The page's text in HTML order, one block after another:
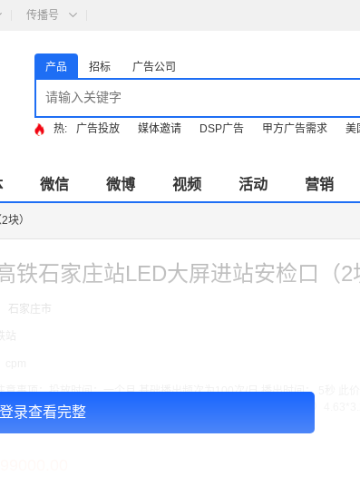
传播号
产品 招标 广告公司
热: 广告投放 媒体邀请 DSP广告 甲方广告需求 美
微信 微博 视频 活动 营销
块）
登录查看完整
铁石家庄站LED大屏进站安检口（2
石家庄市
意事项：投放时间：一个月 基础播出频次为100次/日 播出时间： 5秒 此价
播的价（不可拆分） 2块屏幕联播 广告占用比例 1/3 广告尺寸（m）